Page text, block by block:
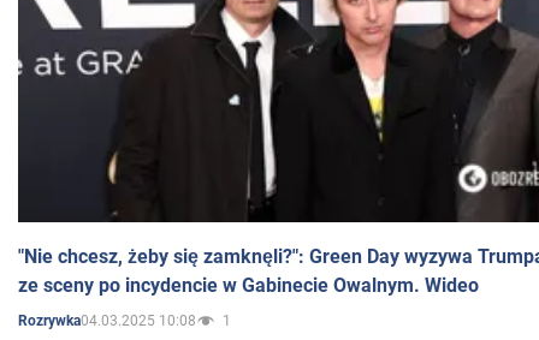
"Nie chcesz, żeby się zamknęli?": Green Day wyzywa
ze sceny po incydencie w Gabinecie Owalnym. Wideo
Rozrywka04.03.2025 10:08 1